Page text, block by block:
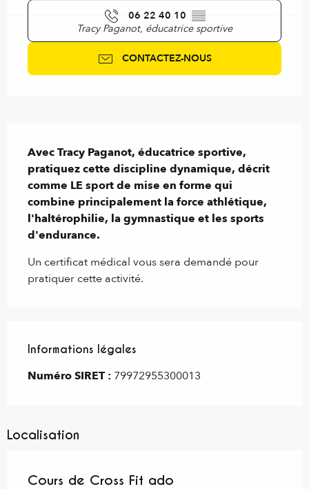
06 22 40 10 ▒▒
Tracy Paganot, éducatrice sportive
CONTACTEZ-NOUS
Avec Tracy Paganot, éducatrice sportive,
pratiquez cette discipline dynamique, décrit
comme LE sport de mise en forme qui
combine principalement la force athlétique,
l'haltérophilie, la gymnastique et les sports
d'endurance.
Un certificat médical vous sera demandé pour
pratiquer cette activité.
Informations légales
Informations légales
Numéro SIRET : 79972955300013
Localisation
Cours de Cross Fit ado